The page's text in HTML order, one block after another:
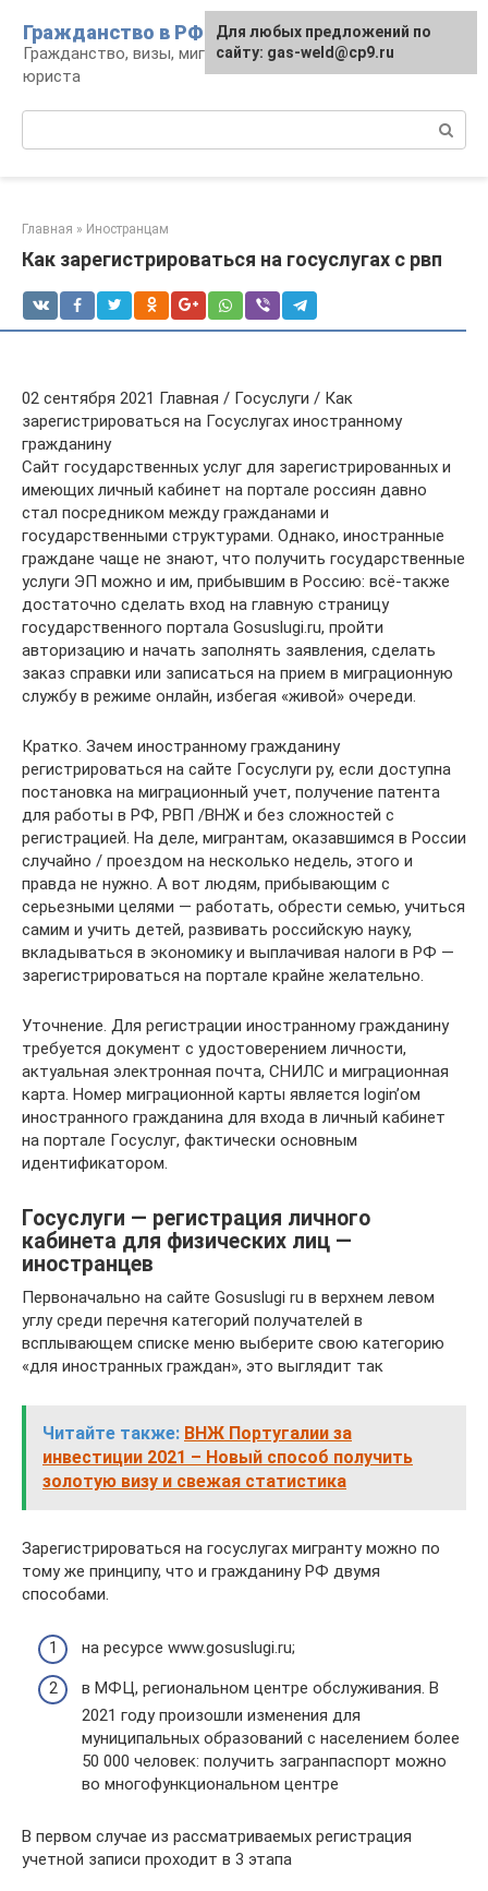
контенту
Гражданство в РФ
Гражданство, визы, миграция: консультации
юриста
Главная » Иностранцам
Как зарегистрироваться на госуслугах с рвп
02 сентября 2021 Главная / Госуслуги / Как
зарегистрироваться на Госуслугах иностранному
гражданину
Сайт государственных услуг для зарегистрированных и
имеющих личный кабинет на портале россиян давно
стал посредником между гражданами и
государственными структурами. Однако, иностранные
граждане чаще не знают, что получить государственные
услуги ЭП можно и им, прибывшим в Россию: всё-также
достаточно сделать вход на главную страницу
государственного портала Gosuslugi.ru, пройти
авторизацию и начать заполнять заявления, сделать
заказ справки или записаться на прием в миграционную
службу в режиме онлайн, избегая «живой» очереди.
Кратко. Зачем иностранному гражданину
регистрироваться на сайте Госуслуги ру, если доступна
постановка на миграционный учет, получение патента
для работы в РФ, РВП /ВНЖ и без сложностей с
регистрацией. На деле, мигрантам, оказавшимся в России
случайно / проездом на несколько недель, этого и
правда не нужно. А вот людям, прибывающим с
серьезными целями — работать, обрести семью, учиться
самим и учить детей, развивать российскую науку,
вкладываться в экономику и выплачивая налоги в РФ —
зарегистрироваться на портале крайне желательно.
Уточнение. Для регистрации иностранному гражданину
требуется документ с удостоверением личности,
актуальная электронная почта, СНИЛС и миграционная
карта. Номер миграционной карты является login’ом
иностранного гражданина для входа в личный кабинет
на портале Госуслуг, фактически основным
идентификатором.
Госуслуги — регистрация личного
кабинета для физических лиц —
иностранцев
Первоначально на сайте Gosuslugi ru в верхнем левом
углу среди перечня категорий получателей в
всплывающем списке меню выберите свою категорию
«для иностранных граждан», это выглядит так
Читайте также: ВНЖ Португалии за
инвестиции 2021 – Новый способ получить
золотую визу и свежая статистика
Зарегистрироваться на госуслугах мигранту можно по
тому же принципу, что и гражданину РФ двумя
способами.
на ресурсе www.gosuslugi.ru;
в МФЦ, региональном центре обслуживания. В
2021 году произошли изменения для
муниципальных образований с населением более
50 000 человек: получить загранпаспорт можно
во многофункциональном центре
В первом случае из рассматриваемых регистрация
учетной записи проходит в 3 этапа
Для любых предложений по
сайту: gas-weld@cp9.ru